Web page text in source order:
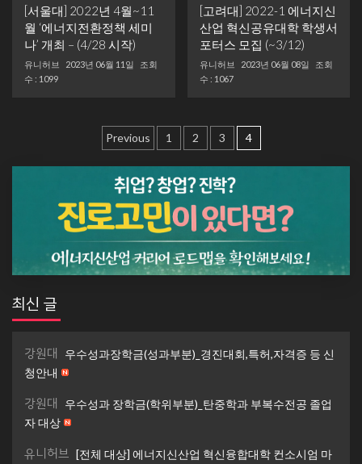
[서울대] 2022년 4월~11
월 ‘에너지전환정책 세미
나’ 개최 – (4/28 시작)
유니허브 2023년 06월 11일
조회
수 : 1099
[고려대] 2022-1 에너지신
산업 혁신공유대학 학생서
포터스 모집 (~3/12)
유니허브 2023년 06월 08일
조회
수 : 1067
글
내
비
게
이
션
Previous 1 2 3 4
최신 글
강원대
우수성과장학금(성과부분)_경진대회,특허,자격증 등 신
청안내
강원대
우수성과 장학금(학위부분)_탄중학과 부복수전공 졸업
자 대상
유니허브 [전체 대상] 에너지신산업 혁신융합대학 컨소시엄 마